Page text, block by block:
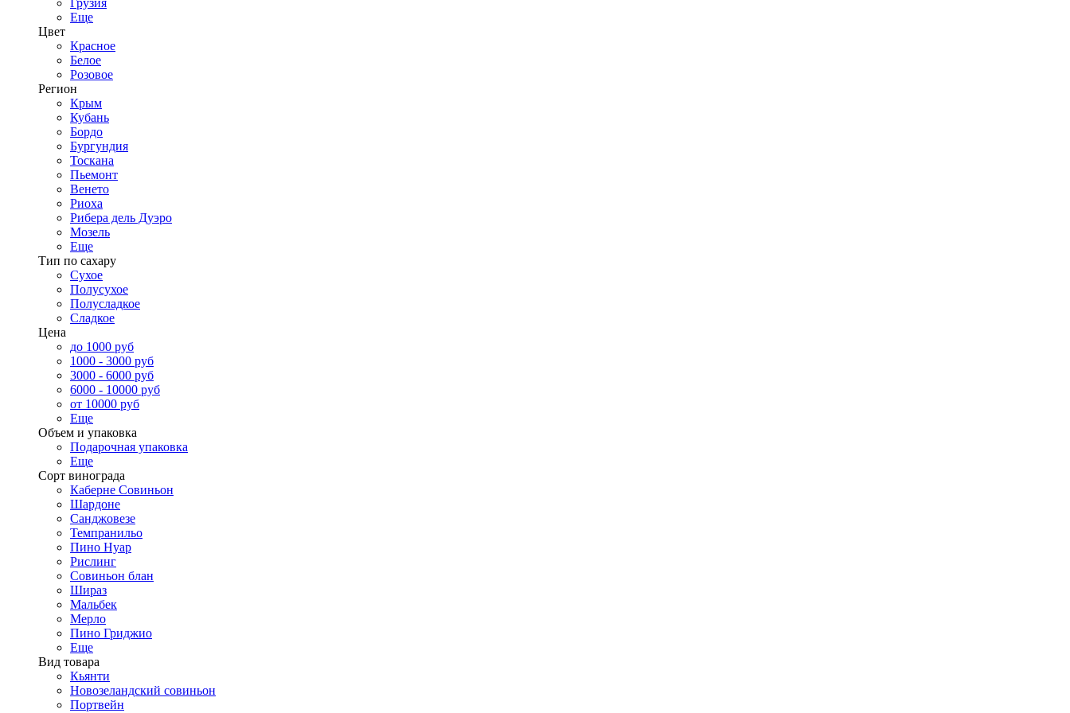
Грузия
Еще
Цвет
Красное
Белое
Розовое
Регион
Крым
Кубань
Бордо
Бургундия
Тоскана
Пьемонт
Венето
Риоха
Рибера дель Дуэро
Мозель
Еще
Тип по сахару
Сухое
Полусухое
Полусладкое
Сладкое
Цена
до 1000 руб
1000 - 3000 руб
3000 - 6000 руб
6000 - 10000 руб
от 10000 руб
Еще
Объем и упаковка
Подарочная упаковка
Еще
Сорт винограда
Каберне Совиньон
Шардоне
Санджовезе
Темпранильо
Пино Нуар
Рислинг
Совиньон блан
Шираз
Мальбек
Мерло
Пино Гриджио
Еще
Вид товара
Кьянти
Новозеландский совиньон
Портвейн